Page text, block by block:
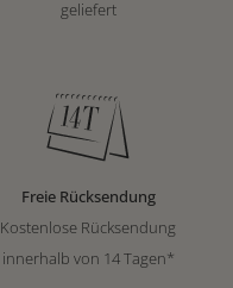
geliefert
Freie Rücksendung
Kostenlose Rücksendung
innerhalb von 14 Tagen*